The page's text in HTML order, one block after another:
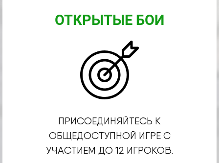
ОТКРЫТЫЕ БОИ
ПРИСОЕДИНЯЙТЕСЬ К
ОБЩЕДОСТУПНОЙ ИГРЕ С
УЧАСТИЕМ ДО 12 ИГРОКОВ.